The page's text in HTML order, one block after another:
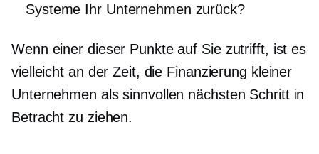
Systeme Ihr Unternehmen zurück?
Wenn einer dieser Punkte auf Sie zutrifft, ist es
vielleicht an der Zeit, die Finanzierung kleiner
Unternehmen als sinnvollen nächsten Schritt in
Betracht zu ziehen.